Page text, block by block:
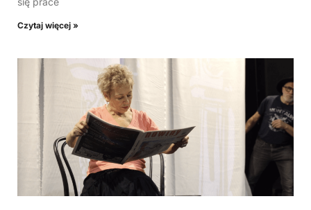
Czytaj więcej »